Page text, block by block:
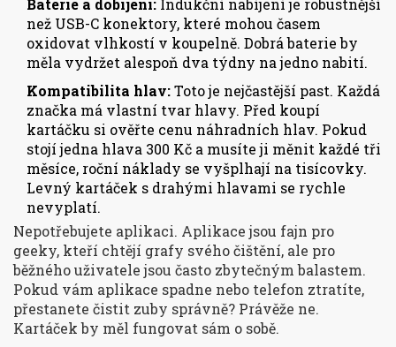
Baterie a dobíjení: Indukční nabíjení je robustnější
než USB-C konektory, které mohou časem
oxidovat vlhkostí v koupelně. Dobrá baterie by
měla vydržet alespoň dva týdny na jedno nabití.
Kompatibilita hlav:Toto je nejčastější past. Každá
značka má vlastní tvar hlavy. Před koupí
kartáčku si ověřte cenu náhradních hlav. Pokud
stojí jedna hlava 300 Kč a musíte ji měnit každé tři
měsíce, roční náklady se vyšplhají na tisícovky.
Levný kartáček s drahými hlavami se rychle
nevyplatí.
Nepotřebujete aplikaci. Aplikace jsou fajn pro
geeky, kteří chtějí grafy svého čištění, ale pro
běžného uživatele jsou často zbytečným balastem.
Pokud vám aplikace spadne nebo telefon ztratíte,
přestanete čistit zuby správně? Právěže ne.
Kartáček by měl fungovat sám o sobě.